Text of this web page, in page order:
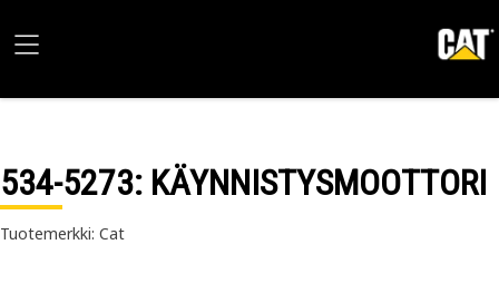
534-5273: KÄYNNISTYSMOOTTORI
Tuotemerkki: Cat